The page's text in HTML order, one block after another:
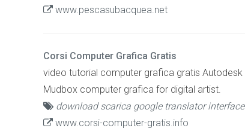
www.pescasubacquea.net
Corsi Computer Grafica Gratis
video tutorial computer grafica gratis
Mudbox computer grafica for digital artist.
download scarica google translator
www.corsi-computer-gratis.info